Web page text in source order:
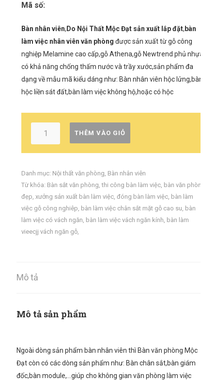
Mã số:
Bàn nhân viên, Do Nội Thất Mộc Đạt sản xuất lắp đặt, bàn
làm việc nhân viên văn phòng được sản xuất từ gỗ công
nghiệp Melamine cao cấp,gỗ Athena,gỗ Newtrend phủ nhựa
có khả năng chống thấm nước và trầy xước,sản phẩm đa
dạng về mẫu mã kiểu dáng như: Bàn nhân viên hộc lửng,bàn
hộc liền sát đất,bàn làm việc không hộ,hoặc có hộc
THÊM VÀO GIỎ
Danh mục: Nội thất văn phòng, Bàn nhân viên
Từ khóa: Bàn sắt văn phòng,thi công bàn làm việc, bàn văn phòng
đẹp, xưởng sản xuất bàn làm việc, đóng bàn làm việc, bàn làm
việc gỗ công nghiêp, bàn làm việc chân sắt mặt gỗ cao su, bàn
làm việc có vách ngăn, bàn làm việc vách ngăn kính, bàn làm
vieecjj vách ngăn gỗ,
Mô tả
Mô tả sản phẩm
Ngoài dòng sản phẩm bàn nhân viên thì Bàn văn phòng Mộc
Đạtcòn có các dòng sản phẩm như: Bàn chân sắt,bàn giám
đốc,bàn module,…giúp cho không gian văn phòng làm việc